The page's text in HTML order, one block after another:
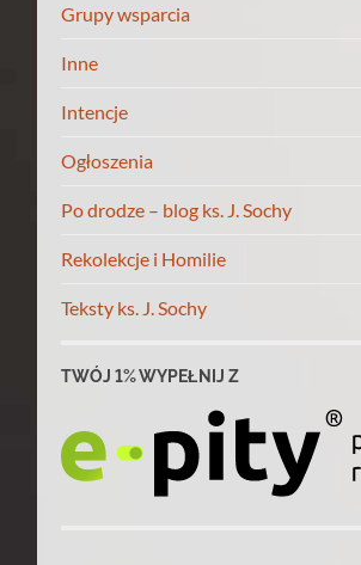
Grupy wsparcia
Inne
Intencje
Ogłoszenia
Po drodze – blog ks. J. Sochy
Rekolekcje i Homilie
Teksty ks. J. Sochy
TWÓJ 1% WYPEŁNIJ Z